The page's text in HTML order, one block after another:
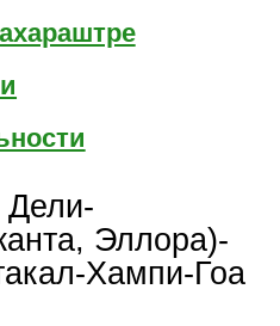
Эллора)-
Хампи-Гоа